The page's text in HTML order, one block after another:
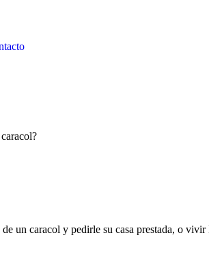
un caracol y pedirle su casa prestada, o